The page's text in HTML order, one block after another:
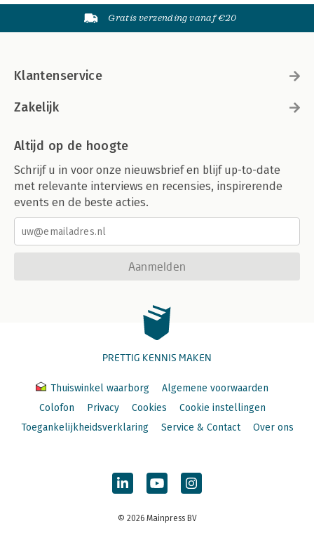
Gratis verzending vanaf €20
Klantenservice
Zakelijk
Altijd op de hoogte
Schrijf u in voor onze nieuwsbrief en blijf up-to-date
met relevante interviews en recensies, inspirerende
events en de beste acties.
Aanmelden
PRETTIG KENNIS MAKEN
Thuiswinkel waarborg
Algemene voorwaarden
Colofon
Privacy Cookies
Cookie instellingen
Toegankelijkheidsverklaring
Service & Contact Over ons
© 2026 Mainpress BV